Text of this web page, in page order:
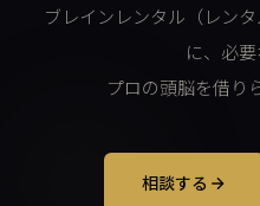
ブレインレンタル（レン
に、必要
プロの頭脳を借り
相談する